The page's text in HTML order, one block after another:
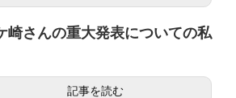
崎さんの重大発表についての私
記事を読む